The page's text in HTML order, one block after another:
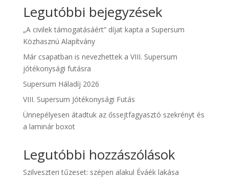
Legutóbbi bejegyzések
„A civilek támogatásáért” díjat kapta a Supersum
Közhasznú Alapítvány
Már csapatban is nevezhettek a VIII. Supersum
jótékonysági futásra
Supersum Háladíj 2026
VIII. Supersum Jótékonysági Futás
Ünnepélyesen átadtuk az őssejtfagyasztó szekrényt és
a laminár boxot
Legutóbbi hozzászólások
Szilveszteri tűzeset: szépen alakul Éváék lakása